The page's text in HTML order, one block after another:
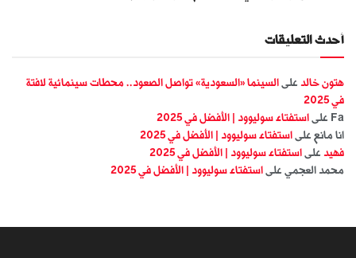
أحدث التعليقات
هتون خالد على السينما «السعودية» تواصل الصعود.. محطات سينمائية لافتة
في 2025
Fa على استفتاء سوليوود | الأفضل في 2025
انا مانع على استفتاء سوليوود | الأفضل في 2025
فهيد على استفتاء سوليوود | الأفضل في 2025
محمد العجمي على استفتاء سوليوود | الأفضل في 2025